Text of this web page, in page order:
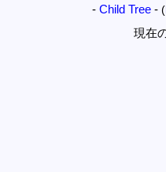
- Child Tree - (
現在